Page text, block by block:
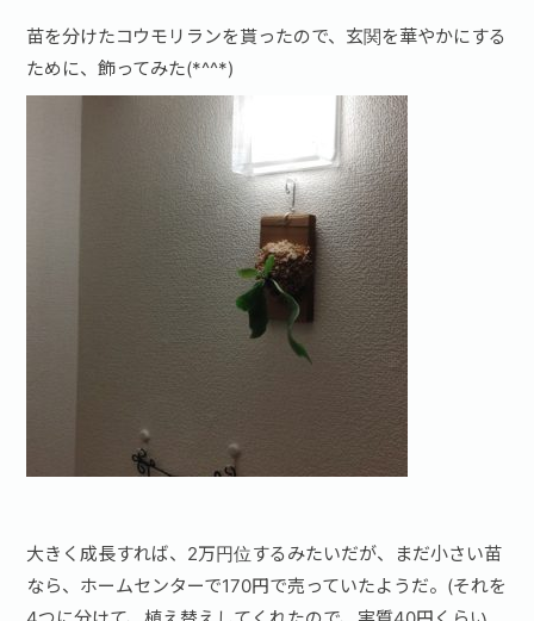
苗を分けたコウモリランを貰ったので、玄関を華やかにする
ために、飾ってみた(*^^*)
大きく成長すれば、2万円位するみたいだが、まだ小さい苗
なら、ホームセンターで170円で売っていたようだ。(それを